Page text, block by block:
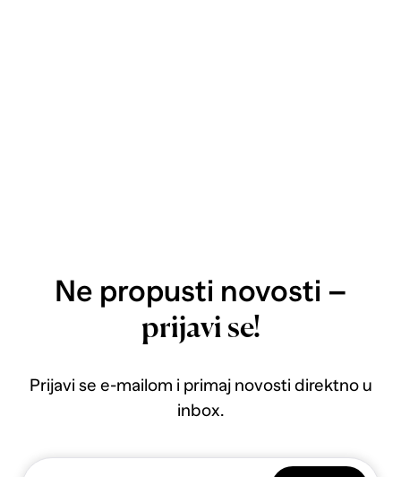
Ne propusti novosti –
prijavi se!
Prijavi se e-mailom i primaj novosti direktno u
inbox.